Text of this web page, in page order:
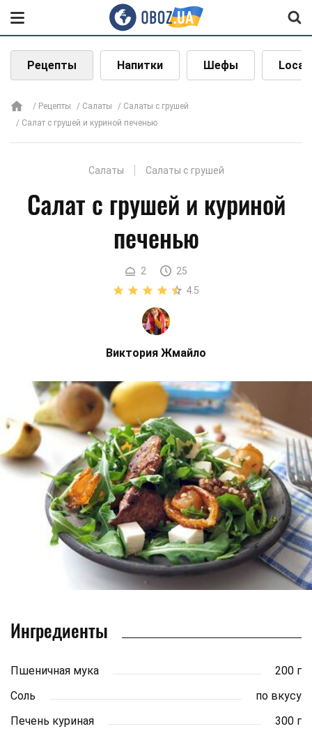
Рецепты Напитки Шефы Local
Рецепты Салаты
Салаты с грушей
Салат с грушей и куриной печенью
Салаты Салаты с грушей
Салат с грушей и куриной
печенью
2
25
4.5
Виктория Жмайло
Ингредиенты
Пшеничная мука
200 г
Соль
по вкусу
Печень куриная
300 г